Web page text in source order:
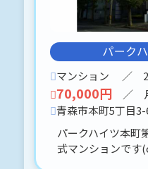
内見に関しては
ます。(⋈◍＞◡
2026-05-27
第二問屋町
新築貸物件が完
49.68㎡（15.02坪
間口：5.46m
奥行：9.1m
高さ：3m
パーク
マンション ／
70,000円／
青森市本町5丁目3-
パークハイツ本
式マンションで